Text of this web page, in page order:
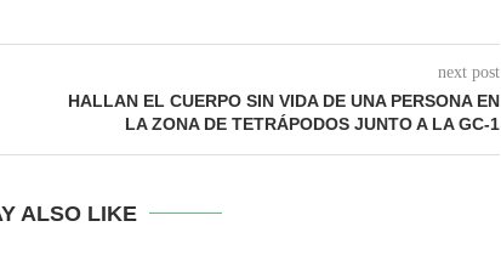
next post
HALLAN EL CUERPO SIN VIDA DE UNA PERSONA EN
LA ZONA DE TETRÁPODOS JUNTO A LA GC-1
ALSO LIKE